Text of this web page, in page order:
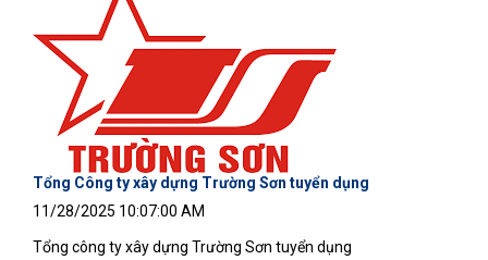
Tổng Công ty xây dựng Trường Sơn tuyển dụng
11/28/2025 10:07:00 AM
Tổng công ty xây dựng Trường Sơn tuyển dụng